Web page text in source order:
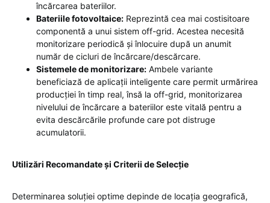
încărcarea bateriilor.
Bateriile fotovoltaice: Reprezintă cea mai costisitoare
componentă a unui sistem off-grid. Acestea necesită
monitorizare periodică și înlocuire după un anumit
număr de cicluri de încărcare/descărcare.
Sistemele de monitorizare: Ambele variante
beneficiază de aplicații inteligente care permit urmărirea
producției în timp real, însă la off-grid, monitorizarea
nivelului de încărcare a bateriilor este vitală pentru a
evita descărcările profunde care pot distruge
acumulatorii.
Utilizări Recomandate și Criterii de Selecție
Determinarea soluției optime depinde de locația geografică,